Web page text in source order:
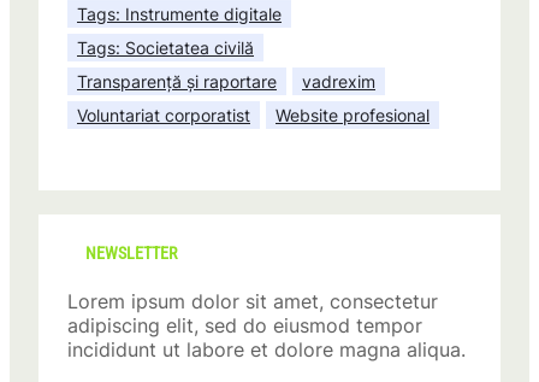
Tags: Instrumente digitale
Tags: Societatea civilă
Transparență și raportare
vadrexim
Voluntariat corporatist
Website profesional
NEWSLETTER
Lorem ipsum dolor sit amet, consectetur
adipiscing elit, sed do eiusmod tempor
incididunt ut labore et dolore magna aliqua.